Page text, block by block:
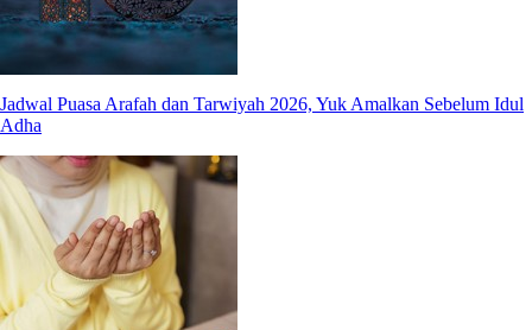
Jadwal Puasa Arafah dan Tarwiyah 2026, Yuk Amalkan Sebelum Idul
Adha